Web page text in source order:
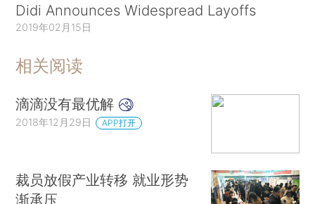
Didi Announces Widespread Layoffs
2019年02月15日
相关阅读
滴滴没有最优解
2018年12月29日 APP打开
裁员放假产业转移 就业形势
渐承压